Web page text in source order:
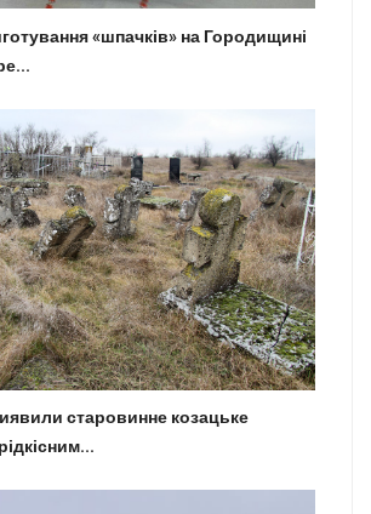
«шпачків» на Городищині
старовинне козацьке